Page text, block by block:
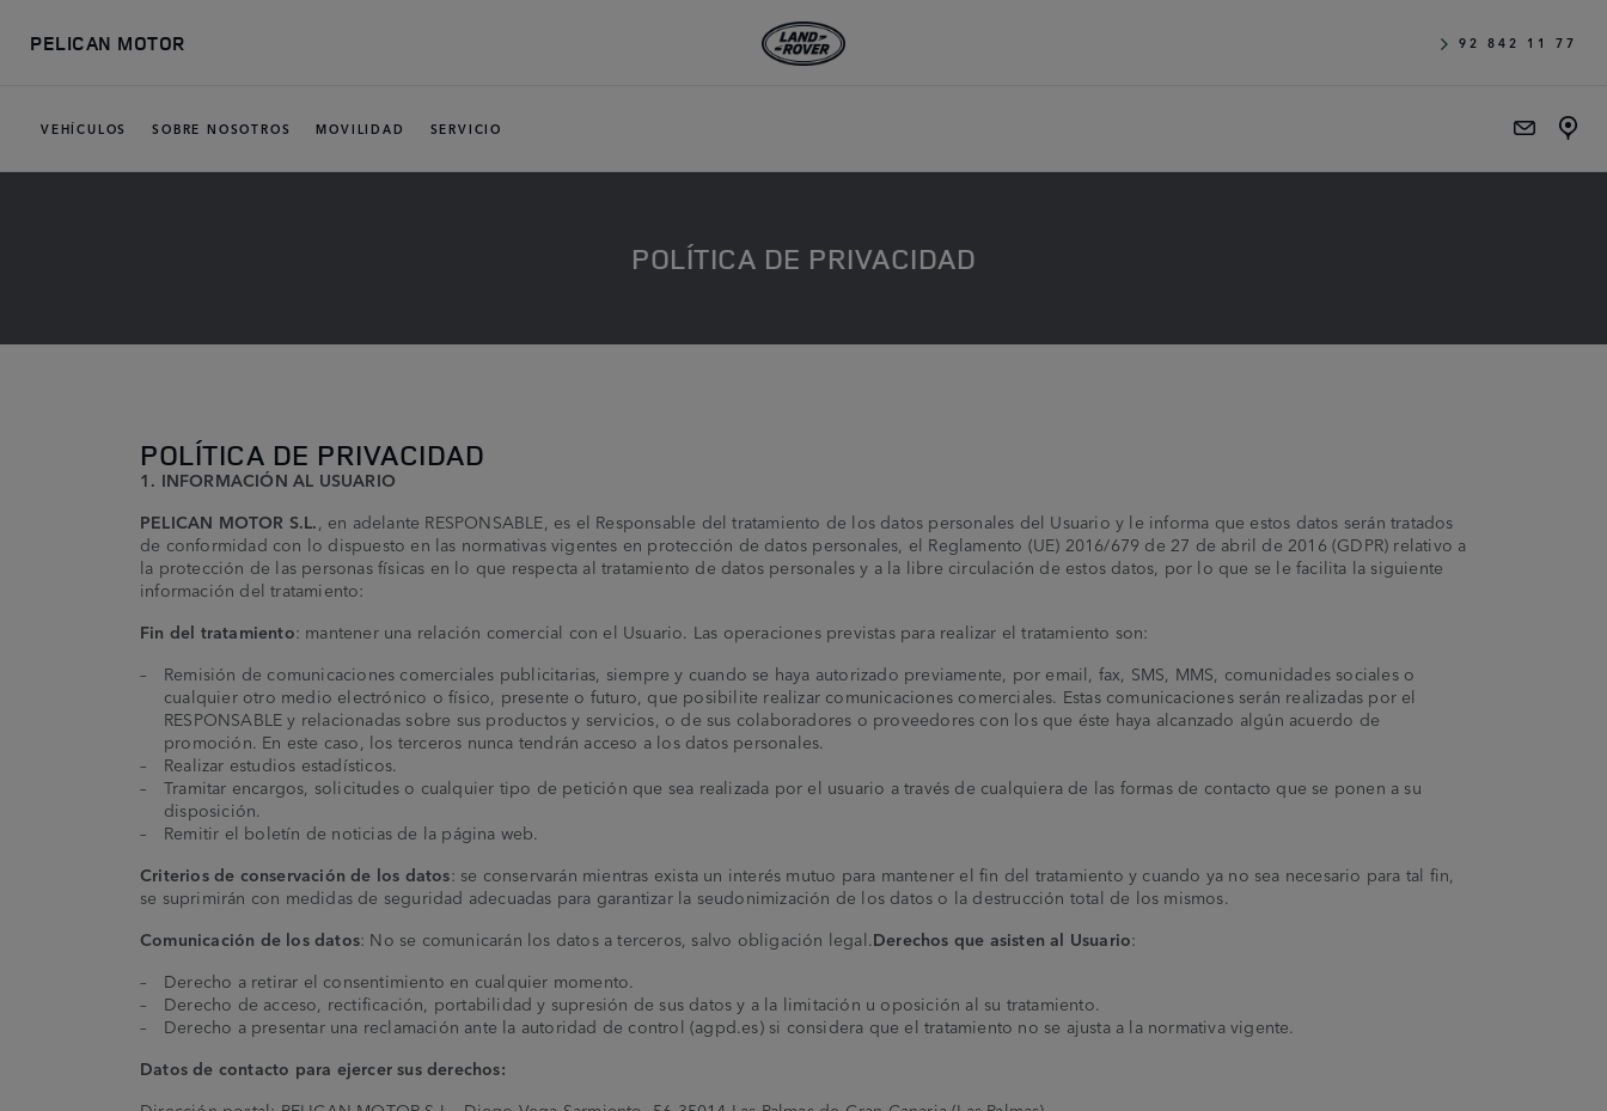
PELICAN MOTOR 92 842 11 77
VEHÍCULOS SOBRE NOSOTROS MOVILIDAD SERVICIO
POLÍTICA DE PRIVACIDAD
POLÍTICA DE PRIVACIDAD
1. INFORMACIÓN AL USUARIO
PELICAN MOTOR S.L., en adelante RESPONSABLE, es el Responsable del tratamiento de los datos personales del Usuario y le informa que estos datos serán tratados
de conformidad con lo dispuesto en las normativas vigentes en protección de datos personales, el Reglamento (UE) 2016/679 de 27 de abril de 2016 (GDPR) relativo a
la protección de las personas físicas en lo que respecta al tratamiento de datos personales y a la libre circulación de estos datos, por lo que se le facilita la siguiente
información del tratamiento:
Fin del tratamiento: mantener una relación comercial con el Usuario. Las operaciones previstas para realizar el tratamiento son:
Remisión de comunicaciones comerciales publicitarias, siempre y cuando se haya autorizado previamente, por email, fax, SMS, MMS, comunidades sociales o
cualquier otro medio electrónico o físico, presente o futuro, que posibilite realizar comunicaciones comerciales. Estas comunicaciones serán realizadas por el
RESPONSABLE y relacionadas sobre sus productos y servicios, o de sus colaboradores o proveedores con los que éste haya alcanzado algún acuerdo de
promoción. En este caso, los terceros nunca tendrán acceso a los datos personales.
Realizar estudios estadísticos.
Tramitar encargos, solicitudes o cualquier tipo de petición que sea realizada por el usuario a través de cualquiera de las formas de contacto que se ponen a su
disposición.
Remitir el boletín de noticias de la página web.
Criterios de conservación de los datos: se conservarán mientras exista un interés mutuo para mantener el fin del tratamiento y cuando ya no sea necesario para tal fin,
se suprimirán con medidas de seguridad adecuadas para garantizar la seudonimización de los datos o la destrucción total de los mismos.
Comunicación de los datos: No se comunicarán los datos a terceros, salvo obligación legal.Derechos que asisten al Usuario:
Derecho a retirar el consentimiento en cualquier momento.
Derecho de acceso, rectificación, portabilidad y supresión de sus datos y a la limitación u oposición al su tratamiento.
Derecho a presentar una reclamación ante la autoridad de control (agpd.es) si considera que el tratamiento no se ajusta a la normativa vigente.
Datos de contacto para ejercer sus derechos: